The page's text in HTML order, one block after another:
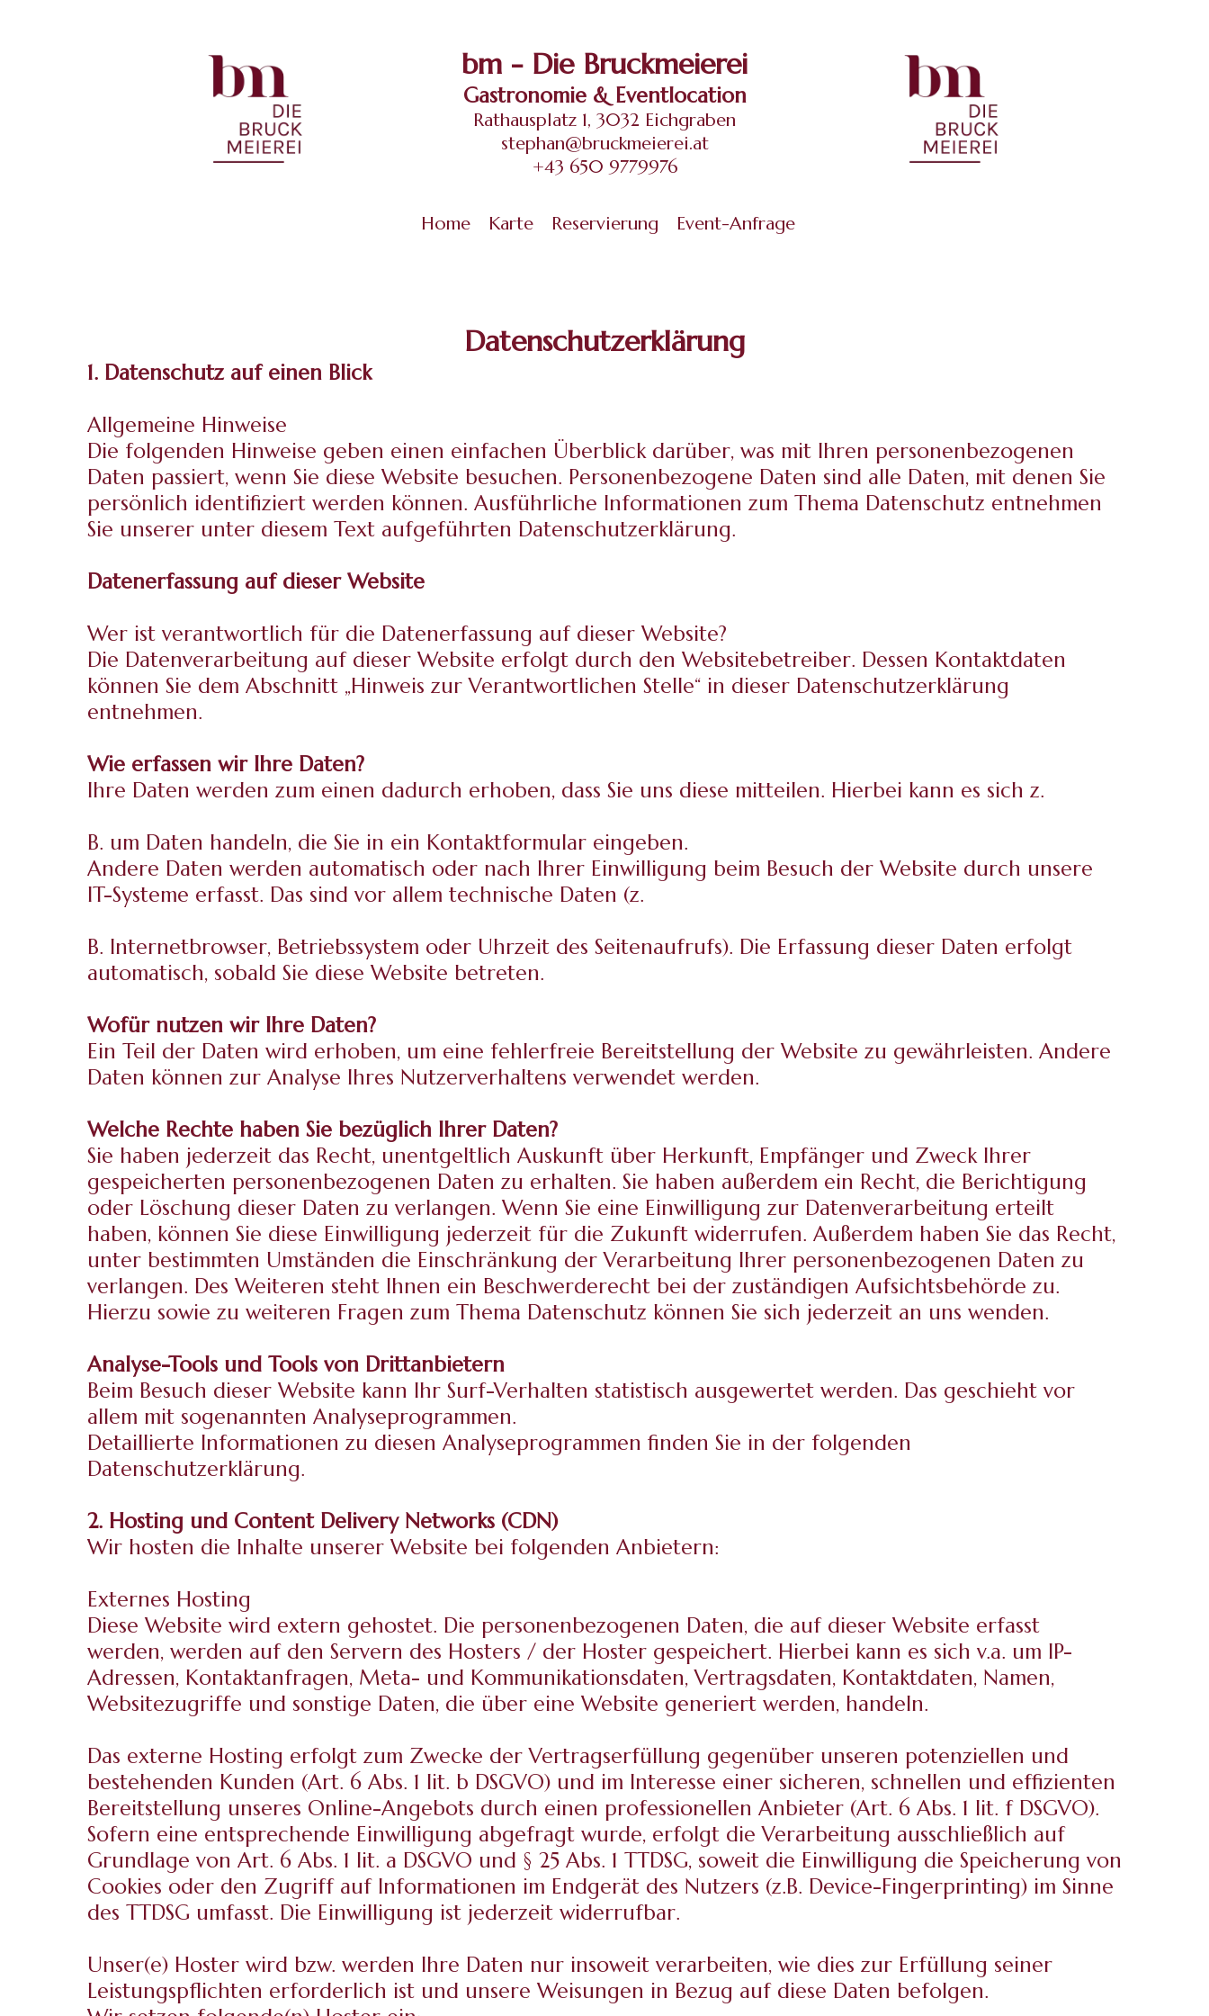
bm - Die Bruckmeierei
Gastronomie & Eventlocation
Rathausplatz 1, 3032 Eichgraben
stephan@bruckmeierei.at
+43 650 9779976
Home Karte Reservierung Event-Anfrage
Datenschutzerklärung
1. Datenschutz auf einen Blick
Allgemeine Hinweise
Die folgenden Hinweise geben einen einfachen Überblick darüber, was mit Ihren personenbezogenen
Daten passiert, wenn Sie diese Website besuchen. Personenbezogene Daten sind alle Daten, mit denen Sie
persönlich identifiziert werden können. Ausführliche Informationen zum Thema Datenschutz entnehmen
Sie unserer unter diesem Text aufgeführten Datenschutzerklärung.
Datenerfassung auf dieser Website
Wer ist verantwortlich für die Datenerfassung auf dieser Website?
Die Datenverarbeitung auf dieser Website erfolgt durch den Websitebetreiber. Dessen Kontaktdaten
können Sie dem Abschnitt „Hinweis zur Verantwortlichen Stelle“ in dieser Datenschutzerklärung
entnehmen.
Wie erfassen wir Ihre Daten?
Ihre Daten werden zum einen dadurch erhoben, dass Sie uns diese mitteilen. Hierbei kann es sich z.
B. um Daten handeln, die Sie in ein Kontaktformular eingeben.
Andere Daten werden automatisch oder nach Ihrer Einwilligung beim Besuch der Website durch unsere
IT-Systeme erfasst. Das sind vor allem technische Daten (z.
B. Internetbrowser, Betriebssystem oder Uhrzeit des Seitenaufrufs). Die Erfassung dieser Daten erfolgt
automatisch, sobald Sie diese Website betreten.
Wofür nutzen wir Ihre Daten?
Ein Teil der Daten wird erhoben, um eine fehlerfreie Bereitstellung der Website zu gewährleisten. Andere
Daten können zur Analyse Ihres Nutzerverhaltens verwendet werden.
Welche Rechte haben Sie bezüglich Ihrer Daten?
Sie haben jederzeit das Recht, unentgeltlich Auskunft über Herkunft, Empfänger und Zweck Ihrer
gespeicherten personenbezogenen Daten zu erhalten. Sie haben außerdem ein Recht, die Berichtigung
oder Löschung dieser Daten zu verlangen. Wenn Sie eine Einwilligung zur Datenverarbeitung erteilt
haben, können Sie diese Einwilligung jederzeit für die Zukunft widerrufen. Außerdem haben Sie das Recht,
unter bestimmten Umständen die Einschränkung der Verarbeitung Ihrer personenbezogenen Daten zu
verlangen. Des Weiteren steht Ihnen ein Beschwerderecht bei der zuständigen Aufsichtsbehörde zu.
Hierzu sowie zu weiteren Fragen zum Thema Datenschutz können Sie sich jederzeit an uns wenden.
Analyse-Tools und Tools von Dritt­anbietern
Beim Besuch dieser Website kann Ihr Surf-Verhalten statistisch ausgewertet werden. Das geschieht vor
allem mit sogenannten Analyseprogrammen.
Detaillierte Informationen zu diesen Analyseprogrammen finden Sie in der folgenden
Datenschutzerklärung.
2. Hosting und Content Delivery Networks (CDN)
Wir hosten die Inhalte unserer Website bei folgenden Anbietern:
Externes Hosting
Diese Website wird extern gehostet. Die personenbezogenen Daten, die auf dieser Website erfasst
werden, werden auf den Servern des Hosters / der Hoster gespeichert. Hierbei kann es sich v.a. um IP-
Adressen, Kontaktanfragen, Meta- und Kommunikationsdaten, Vertragsdaten, Kontaktdaten, Namen,
Websitezugriffe und sonstige Daten, die über eine Website generiert werden, handeln.
Das externe Hosting erfolgt zum Zwecke der Vertragserfüllung gegenüber unseren potenziellen und
bestehenden Kunden (Art. 6 Abs. 1 lit. b DSGVO) und im Interesse einer sicheren, schnellen und effizienten
Bereitstellung unseres Online-Angebots durch einen professionellen Anbieter (Art. 6 Abs. 1 lit. f DSGVO).
Sofern eine entsprechende Einwilligung abgefragt wurde, erfolgt die Verarbeitung ausschließlich auf
Grundlage von Art. 6 Abs. 1 lit. a DSGVO und § 25 Abs. 1 TTDSG, soweit die Einwilligung die Speicherung von
Cookies oder den Zugriff auf Informationen im Endgerät des Nutzers (z.B. Device-Fingerprinting) im Sinne
des TTDSG umfasst. Die Einwilligung ist jederzeit widerrufbar.
Unser(e) Hoster wird bzw. werden Ihre Daten nur insoweit verarbeiten, wie dies zur Erfüllung seiner
Leistungspflichten erforderlich ist und unsere Weisungen in Bezug auf diese Daten befolgen.